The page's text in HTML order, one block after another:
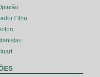
Filho